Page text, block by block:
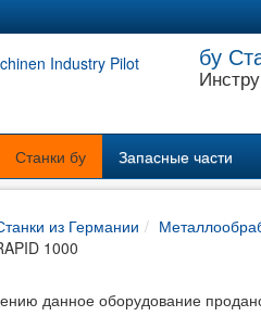
бу
Станки бу Запасные части
из Германии
1000
данное оборудование